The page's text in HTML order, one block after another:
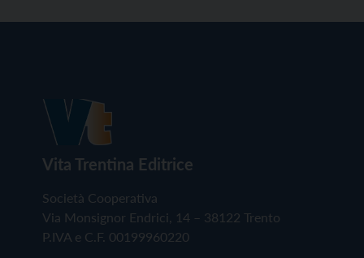
Vita Trentina Editrice
Società Cooperativa
Via Monsignor Endrici, 14 – 38122 Trento
P.IVA e C.F. 00199960220